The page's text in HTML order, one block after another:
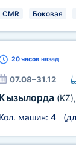
CMR Боковая
20 часовназад
07.08–31.12
Кызылорда (KZ),
Кол. машин: 4